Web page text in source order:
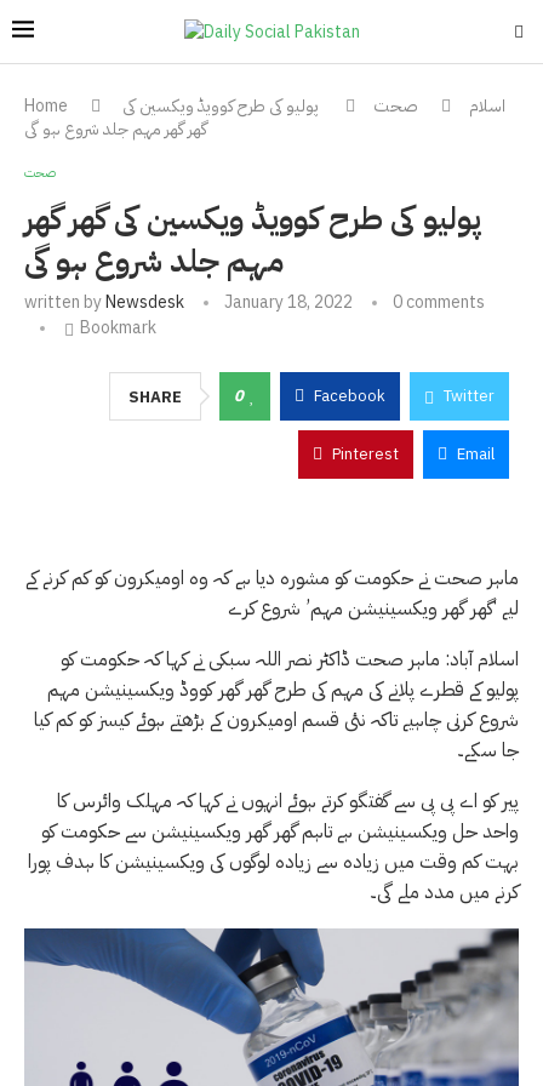
Home اسلام صحت
پولیو کی طرح کوویڈ ویکسین کی
گھر گھر مہم جلد شروع ہو گی
صحت
پولیو کی طرح کوویڈ ویکسین کی گھر گھر
مہم جلد شروع ہو گی
written byNewsdesk January 18, 2022
0 comments
Bookmark
SHARE 0 Facebook Twitter
Pinterest Email
ماہر صحت نے حکومت کو مشورہ دیا ہے کہ وہ اومیکرون کو کم کرنے کے
لیے ‘گھر گھر ویکسینیشن مہم’ شروع کرے
اسلام آباد: ماہر صحت ڈاکٹر نصر اللہ سبکی نے کہا کہ حکومت کو
پولیو کے قطرے پلانے کی مہم کی طرح گھر گھر کووڈ ویکسینیشن مہم
شروع کرنی چاہیے تاکہ نئی قسم اومیکرون کے بڑھتے ہوئے کیسز کو کم کیا
جا سکے۔
پیر کو اے پی پی سے گفتگو کرتے ہوئے انہوں نے کہا کہ مہلک وائرس کا
واحد حل ویکسینیشن ہے تاہم گھر گھر ویکسینیشن سے حکومت کو
بہت کم وقت میں زیادہ سے زیادہ لوگوں کی ویکسینیشن کا ہدف پورا
کرنے میں مدد ملے گی۔